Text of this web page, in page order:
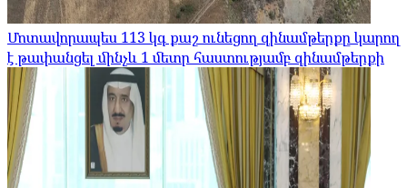
Մոտավորապես 113 կգ քաշ ունեցող զինամթերքը կարող
է թափանցել մինչև 1 մետր հաստությամբ զինամթերքի